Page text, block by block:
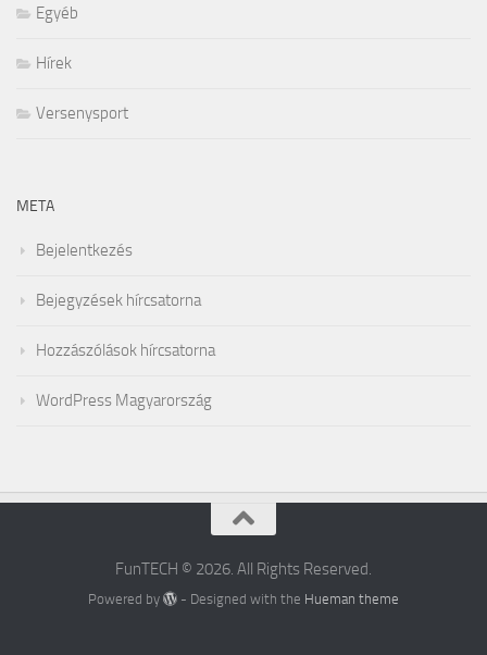
Egyéb
Hírek
Versenysport
META
Bejelentkezés
Bejegyzések hírcsatorna
Hozzászólások hírcsatorna
WordPress Magyarország
FunTECH © 2026. All Rights Reserved.
Powered by - Designed with the Hueman theme